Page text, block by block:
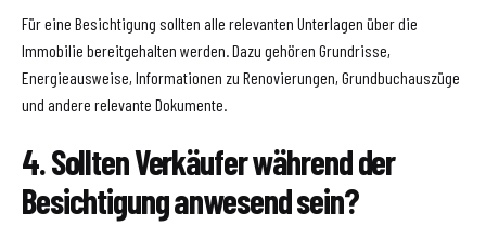
Für eine Besichtigung sollten alle relevanten Unterlagen über die
Immobilie bereitgehalten werden. Dazu gehören Grundrisse,
Energieausweise, Informationen zu Renovierungen, Grundbuchauszüge
und andere relevante Dokumente.
4. Sollten Verkäufer während der
Besichtigung anwesend sein?